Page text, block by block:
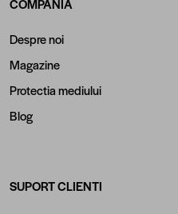
COMPANIA
Despre noi
Magazine
Protectia mediului
Blog
SUPORT CLIENTI